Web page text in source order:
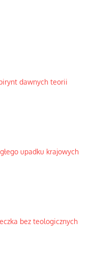
dawnych teorii
upadku krajowych
bez teologicznych